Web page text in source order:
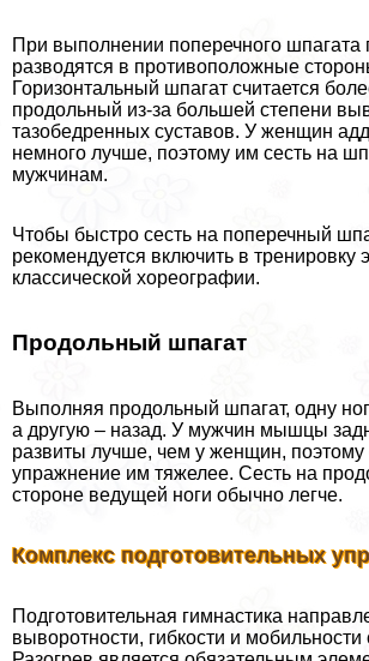
При выполнении поперечного шпагата
разводятся в противоположные
Горизонтальный шпагат считается
продольный из-за большей степени
тазобедренных суставов. У женщин
немного лучше, поэтому им сесть на
мужчинам.
Чтобы быстро сесть на поперечный
рекомендуется включить в тренировку
классической хореографии.
Продольный шпагат
Выполняя продольный шпагат, одну
а другую – назад. У мужчин мышцы
развиты лучше, чем у женщин, поэтому
упражнение им тяжелее. Сесть на
стороне ведущей ноги обычно легче.
Комплекс подготовительных
Подготовительная гимнастика
выворотности, гибкости и мобильности